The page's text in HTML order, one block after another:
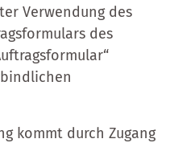
Verwendung des
des
kommt durch Zugang